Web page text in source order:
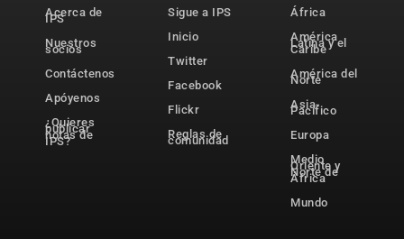
Acerca de
IPS
Nuestros
socios
Contáctenos
Apóyenos
¿Quieres
publicar
notas de
IPS?
Sigue a IPS
Inicio
Twitter
Facebook
Flickr
Reglas de
comunidad
África
América
Latina y el
Caribe
América del
Norte
Asia-
Pacífico
Europa
Medio
Oriente y
Norte de
África
Mundo